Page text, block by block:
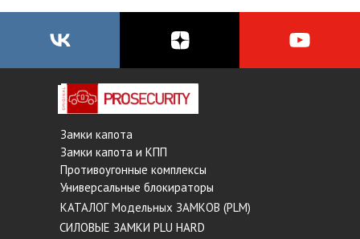
Замки капота
Замки капота и КПП
Противоугонные комплексы
Универсальные блокираторы
КАТАЛОГ Модельных ЗАМКОВ (PLM)
СИЛОВЫЕ ЗАМКИ PLU HARD